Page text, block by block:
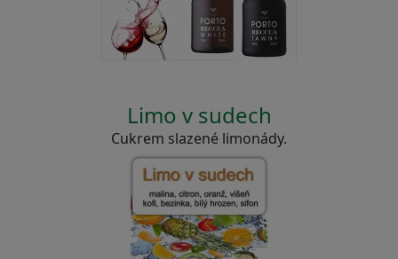
Limo v sudech
Cukrem slazené limonády.